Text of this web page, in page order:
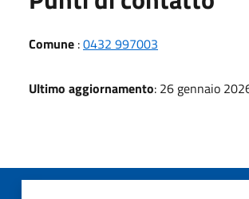
Comune :0432 997003
Ultimo aggiornamento: 26 gennaio